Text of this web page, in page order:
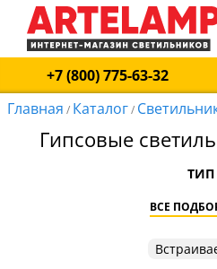
+7 (800) 775-63-32
Главная / Каталог/
Гипсовые
ТИП
ВСЕ